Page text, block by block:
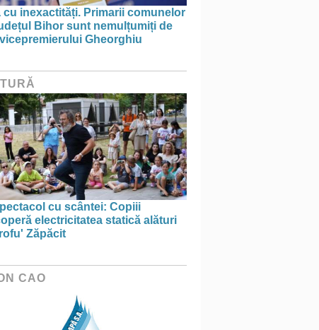
cu inexactități. Primarii comunelor
Bihor sunt nemulțumiți de
vicepremierului Gheorghiu
cu scântei: Copiii
electricitatea statică alături
Zăpăcit
CAO